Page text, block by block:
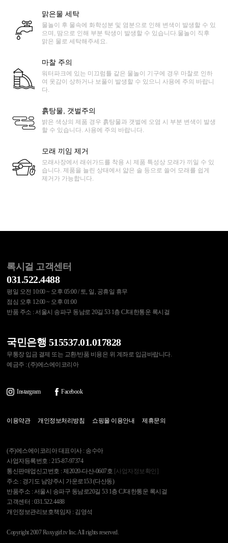
맑은물 세탁
물놀이 후 물속에 화학성분 및 염분으로 인해 변색이 발생할 수 있
으며, 땀으로 인해 부분 탁생이 발생할 수 있습니다.물놀이 직후
맑은 물로 세탁해주세요.
마찰 주의
워터파크에 있는 미끄럼틀 같은 물놀이 기구에 경우 마찰로 인하
여 옷감이 상하거나 보풀이 발생할 수 있으니 사용에 주의 바랍니
다.
흙탕물, 갯벌주의
밝은 색상의 제품 경우 흙탕물과 갯벌에 오염 시 부분 변색이 발생
할 수 있습니다. 사용에 주의 바랍니다.
모래 끼임 제거
모래사장에서 래쉬가드를 착용 시 제품 특성상 모래가 끼일 수 있
습니다. 제품을 늘린 상태에서 얇은 솔 등으로 쓸어 모래를 쉽게
제거가 가능합니다.
록시걸 고객센터
031.522.4488
평일 오전 10:00 ~ 오후 05:00 / 토, 일, 공휴일 휴무
점심 오후 12:00 ~ 오후 01:00
반품 주소 : 서울시 송파구 동남로 20길 53 1층 CJ대한통운 록시걸
국민은행 515537.01.017828
무통장 입금 결제 또는 교환/반품 비용은 위 계좌로 입금바랍니다.
예금주 : (주)에스에이코리아
Instargram Facebook
이용약관 개인정보처리방침 쇼핑몰 이용안내 제휴문의
(주)에스에이코리아 대표이사 : 송수아
사업자등록번호 : 215-87-97374
통신판매업신고번호 : 제2020-다산-0607호 [사업자정보확인]
주소 : 경기도 남양주시 가운로153 (다산동)
반품주소 : 서울시 송파구 동남로20길 53 1층 CJ대한통운 록시걸
고객센터 : 031.522.4488
개인정보관리보호책임자 : 김영석
Copyright 2007 Roxygirl.tv Inc. All rights reserved.